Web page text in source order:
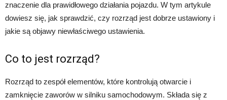
znaczenie dla prawidłowego działania pojazdu. W tym artykule
dowiesz się, jak sprawdzić, czy rozrząd jest dobrze ustawiony i
jakie są objawy niewłaściwego ustawienia.
Co to jest rozrząd?
Rozrząd to zespół elementów, które kontrolują otwarcie i
zamknięcie zaworów w silniku samochodowym. Składa się z